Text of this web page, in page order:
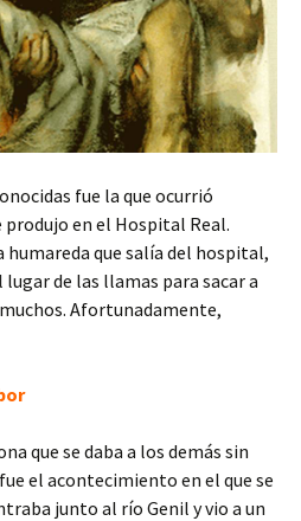
fue la que ocurrió
en el Hospital Real.
humareda que salía del hospital,
de las llamas para sacar a
Afortunadamente,
que se daba a los demás sin
el acontecimiento en el que se
junto al río Genil y vio a un